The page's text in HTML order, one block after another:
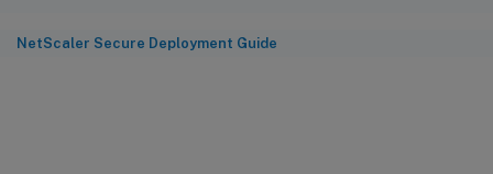
NetScaler Secure Deployment Guide